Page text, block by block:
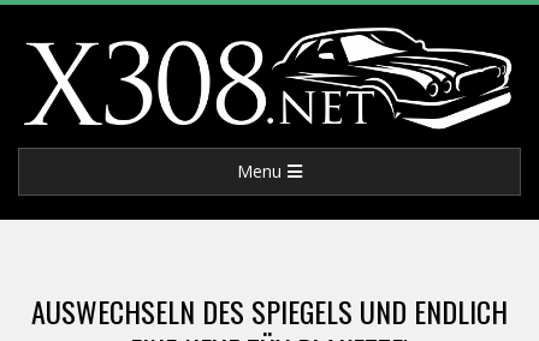
content
X
3
0
Navigation
Menu
AUSWECHSELN DES SPIEGELS UND ENDLICH